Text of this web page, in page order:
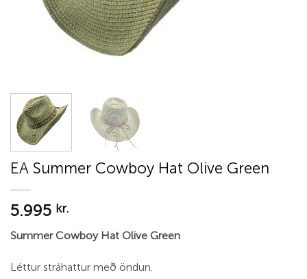
EA Summer Cowboy Hat Olive Green
5.995 kr.
Summer Cowboy Hat Olive Green
Léttur stráhattur með öndun.